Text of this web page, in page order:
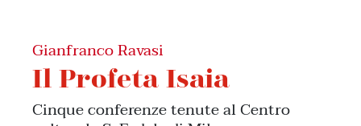
Gianfranco Ravasi
Il Profeta Isaia
Cinque conferenze tenute al Centro